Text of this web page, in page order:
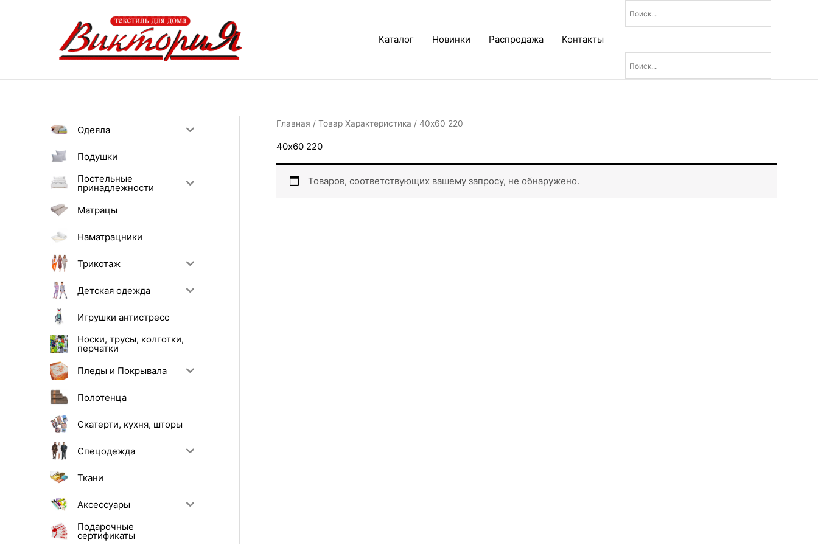
Каталог Новинки Распродажа Контакты
Одеяла
Подушки
Постельные
принадлежности
Матрацы
Наматрацники
Трикотаж
Детская одежда
Игрушки антистресс
Носки, трусы, колготки,
перчатки
Пледы и Покрывала
Полотенца
Скатерти, кухня, шторы
Спецодежда
Ткани
Аксессуары
Подарочные
сертификаты
Главная / Товар Характеристика / 40х60 220
40х60 220
Товаров, соответствующих вашему запросу, не обнаружено.